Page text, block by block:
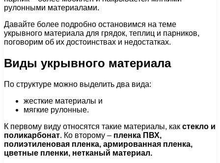
рулонными материалами.
Давайте более подробно остановимся на теме
укрывного материала для грядок, теплиц и парников,
поговорим об их достоинствах и недостатках.
Виды укрывного материала
По структуре можно выделить два вида:
жесткие материалы и
мягкие рулонные.
К первому виду относятся такие материалы, как стекло и
поликарбонат. Ко второму – пленка ПВХ,
полиэтиленовая пленка, армированная пленка,
цветные пленки, нетканый материал.